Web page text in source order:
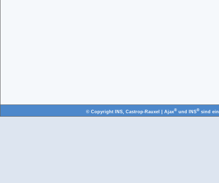
© Copyright INS, Castrop-Rauxel | Ajax®und INS®sind